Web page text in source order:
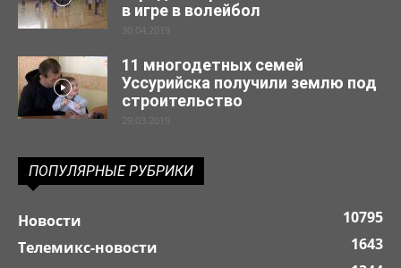
в игре в волейбол
30.04.2019
11 многодетных семей
Уссурийска получили землю под
строительство
29.03.2019
ПОПУЛЯРНЫЕ РУБРИКИ
Новости
10795
Телемикс-новости
1643